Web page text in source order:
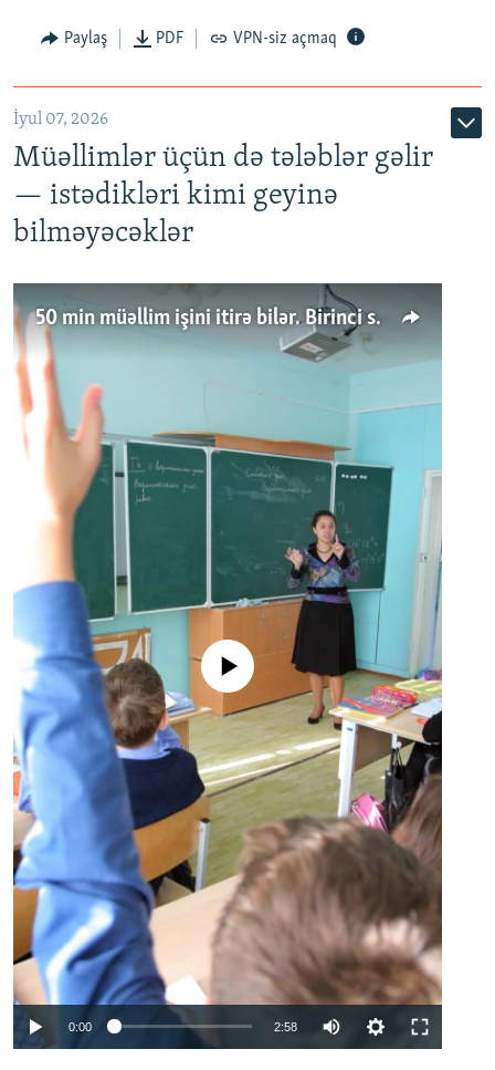
Paylaş PDF VPN-siz açmaq
İyul 07, 2026
Müəllimlər üçün də tələblər gəlir
— istədikləri kimi geyinə
bilməyəcəklər
50 min müəllim işini itirə bilər. Birinci sinfə gedənlər azalır
No media source currently available
0:00 2:58